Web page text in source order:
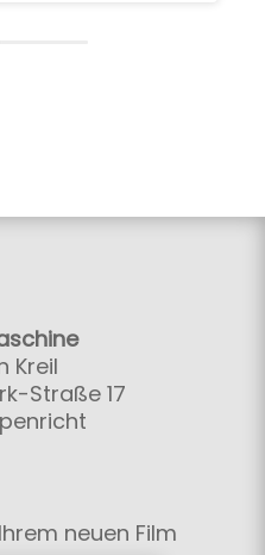
Kreil
Straße 17
neuen Film